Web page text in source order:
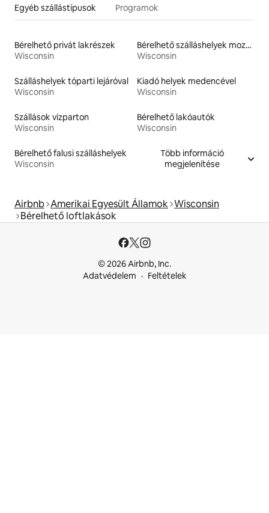
Egyéb szállástípusok Programok
Bérelhető privát lakrészek
Wisconsin
Bérelhető szálláshelyek mozgáskorlátozottaknak megfelelő magasságú WC-vel
Wisconsin
Szálláshelyek tóparti lejáróval
Wisconsin
Kiadó helyek medencével
Wisconsin
Szállások vízparton
Wisconsin
Bérelhető lakóautók
Wisconsin
Bérelhető falusi szálláshelyek
Wisconsin
Több információ
megjelenítése
Airbnb Amerikai Egyesült Államok Wisconsin
Bérelhető loftlakások
© 2026 Airbnb, Inc.
Adatvédelem
Feltételek